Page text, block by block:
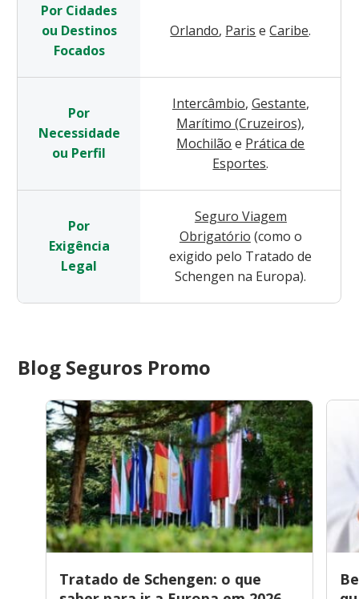
Por Cidades
ou Destinos
Focados
Orlando, Paris e Caribe.
Por
Necessidade
ou Perfil
Intercâmbio, Gestante,
Marítimo (Cruzeiros),
Mochilão e Prática de
Esportes.
Por
Exigência
Legal
Seguro Viagem
Obrigatório (como o
exigido pelo Tratado de
Schengen na Europa).
Blog Seguros Promo
Tratado de Schengen: o que